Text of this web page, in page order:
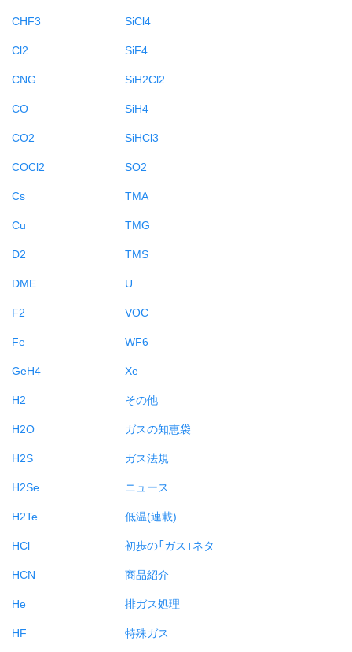
CHF3
Cl2
CNG
CO
CO2
COCl2
Cs
Cu
D2
DME
F2
Fe
GeH4
H2
H2O
H2S
H2Se
H2Te
HCl
HCN
He
HF
SiCl4
SiF4
SiH2Cl2
SiH4
SiHCl3
SO2
TMA
TMG
TMS
U
VOC
WF6
Xe
その他
ガスの知恵袋
ガス法規
ニュース
低温(連載)
初歩の「ガス」ネタ
商品紹介
排ガス処理
特殊ガス